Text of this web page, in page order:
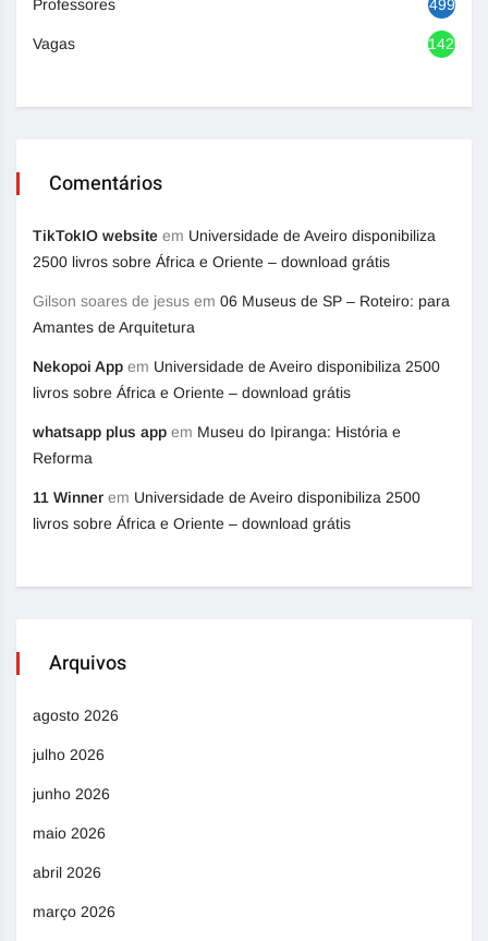
Professores 499
Vagas 1420
Comentários
TikTokIO website em Universidade de Aveiro disponibiliza
2500 livros sobre África e Oriente – download grátis
Gilson soares de jesus em 06 Museus de SP – Roteiro: para
Amantes de Arquitetura
Nekopoi App em Universidade de Aveiro disponibiliza 2500
livros sobre África e Oriente – download grátis
whatsapp plus app em Museu do Ipiranga: História e
Reforma
11 Winner em Universidade de Aveiro disponibiliza 2500
livros sobre África e Oriente – download grátis
Arquivos
agosto 2026
julho 2026
junho 2026
maio 2026
abril 2026
março 2026